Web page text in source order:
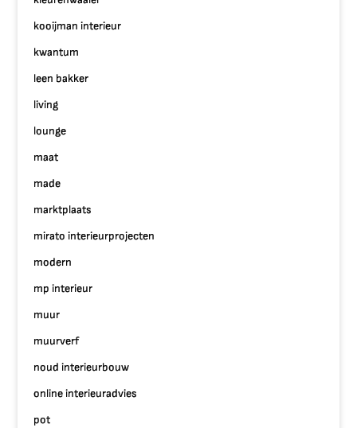
kooijman interieur
kwantum
leen bakker
living
lounge
maat
made
marktplaats
mirato interieurprojecten
modern
mp interieur
muur
muurverf
noud interieurbouw
online interieuradvies
pot